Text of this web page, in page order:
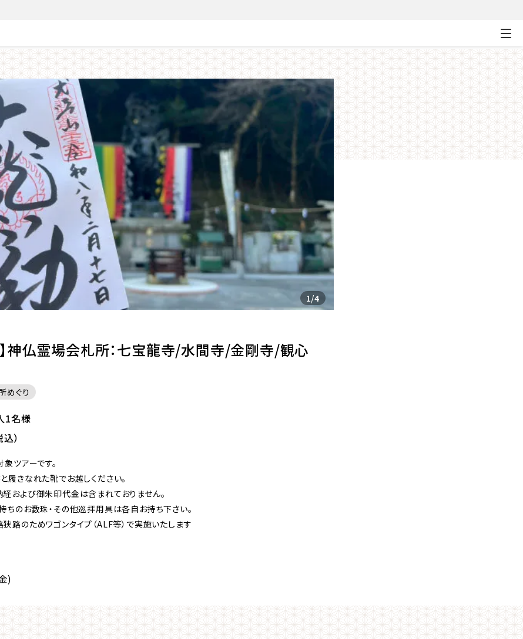
1/4
】神仏霊場会札所：七宝龍寺/水間寺/金剛寺/観心
めぐり
1名様
）
ツアーです。
履きなれた靴でお越しください。
および御朱印代金は含まれておりません。
ちのお数珠・その他巡拝用具は各自お持ち下さい。
路のためワゴンタイプ（ALF等）で実施いたします
)